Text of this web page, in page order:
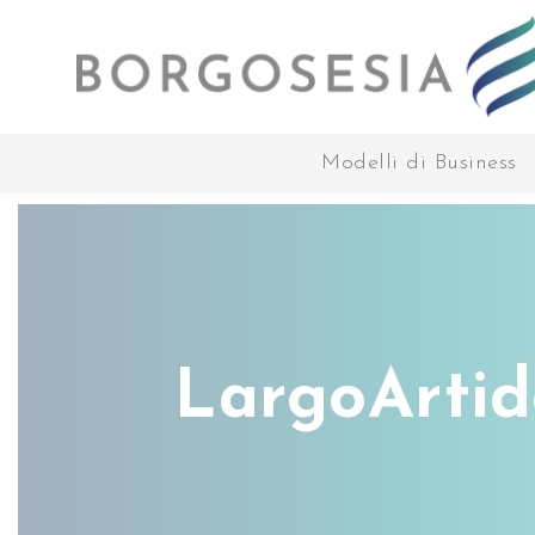
Modelli di Business